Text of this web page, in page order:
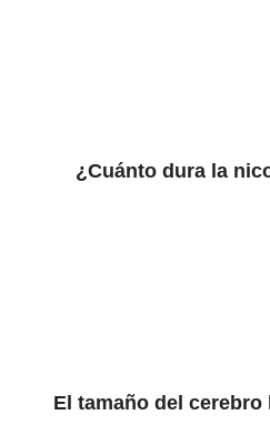
¿Cuánto dura la
El tamaño del cerebro